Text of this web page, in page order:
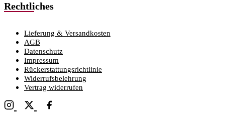
Rechtliches
Lieferung & Versandkosten
AGB
Datenschutz
Impressum
Rückerstattungsrichtlinie
Widerrufsbelehrung
Vertrag widerrufen